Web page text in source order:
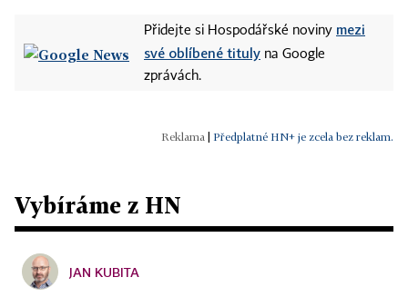
Přidejte si Hospodářské noviny mezi
své oblíbené tituly na Google
zprávách.
Předplatné HN+ je zcela bez reklam.
Vybíráme z HN
JAN KUBITA